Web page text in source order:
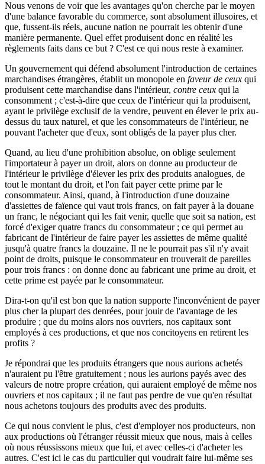
Nous venons de voir que les avantages qu'on cherche par le moyen
d'une balance favorable du commerce, sont absolument illusoires, et
que, fussent-ils réels, aucune nation ne pourrait les obtenir d'une
manière permanente. Quel effet produisent donc en réalité les
règlements faits dans ce but ? C'est ce qui nous reste à examiner.
Un gouvernement qui défend absolument l'introduction de certaines
marchandises étrangères, établit un monopole en faveur de ceux qui
produisent cette marchandise dans l'intérieur, contre ceux qui la
consomment ; c'est-à-dire que ceux de l'intérieur qui la produisent,
ayant le privilège exclusif de la vendre, peuvent en élever le prix au-
dessus du taux naturel, et que les consommateurs de l'intérieur, ne
pouvant l'acheter que d'eux, sont obligés de la payer plus cher.
Quand, au lieu d'une prohibition absolue, on oblige seulement
l'importateur à payer un droit, alors on donne au producteur de
l'intérieur le privilège d'élever les prix des produits analogues, de
tout le montant du droit, et l'on fait payer cette prime par le
consommateur. Ainsi, quand, à l'introduction d'une douzaine
d'assiettes de faïence qui vaut trois francs, on fait payer à la douane
un franc, le négociant qui les fait venir, quelle que soit sa nation, est
forcé d'exiger quatre francs du consommateur ; ce qui permet au
fabricant de l'intérieur de faire payer les assiettes de même qualité
jusqu'à quatre francs la douzaine. Il ne le pourrait pas s'il n'y avait
point de droits, puisque le consommateur en trouverait de pareilles
pour trois francs : on donne donc au fabricant une prime au droit, et
cette prime est payée par le consommateur.
Dira-t-on qu'il est bon que la nation supporte l'inconvénient de payer
plus cher la plupart des denrées, pour jouir de l'avantage de les
produire ; que du moins alors nos ouvriers, nos capitaux sont
employés à ces productions, et que nos concitoyens en retirent les
profits ?
Je répondrai que les produits étrangers que nous aurions achetés
n'auraient pu l'être gratuitement ; nous les aurions payés avec des
valeurs de notre propre création, qui auraient employé de même nos
ouvriers et nos capitaux ; il ne faut pas perdre de vue qu'en résultat
nous achetons toujours des produits avec des produits.
Ce qui nous convient le plus, c'est d'employer nos producteurs, non
aux productions où l'étranger réussit mieux que nous, mais à celles
où nous réussissons mieux que lui, et avec celles-ci d'acheter les
autres. C'est ici le cas du particulier qui voudrait faire lui-même ses